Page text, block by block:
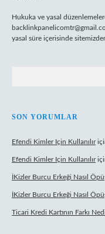
Hukuka ve yasal
yasal süre içerisinde
SON YORUMLAR
Efendi Kimler Için Kullanılır
Efendi Kimler Için Kullanılır
İKizler Burcu Erkeği Nasıl
İKizler Burcu Erkeği Nasıl
Ticari Kredi Kartının Farkı